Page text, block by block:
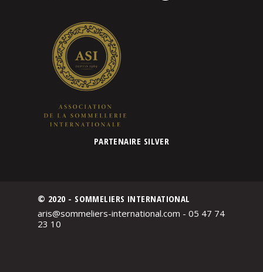
PARTENAIRE SILVER
© 2020 - SOMMELIERS INTERNATIONAL
aris@sommeliers-international.com - 05 47 74
23 10